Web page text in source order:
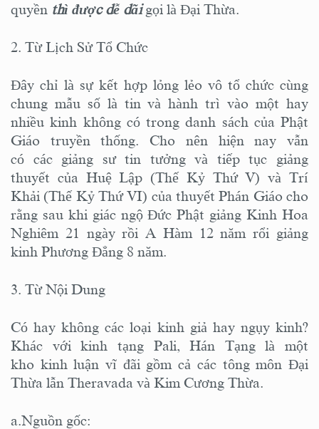
quyền thì được dễ dãigọi là Đại Thừa.
2. Từ Lịch Sử Tổ Chức
Đây chỉ là sự kết hợp lỏng lẻo vô tổ chức cùng
chung mẫu số là tin và hành trì vào một hay
nhiều kinh không có trong danh sách của Phật
Giáo truyền thống. Cho nên hiện nay vẫn
có các giảng sư tin tưởng và tiếp tục giảng
thuyết của Huệ Lập (Thế Kỷ Thứ V) và Trí
Khải (Thế Kỷ Thứ VI) của thuyết Phán Giáo cho
rằng sau khi giác ngộ Đức Phật giảng Kinh Hoa
Nghiêm 21 ngày rồi A Hàm 12 năm rổi giảng
kinh Phương Đẳng 8 năm.
3. Từ Nội Dung
Có hay không các loại kinh giả hay ngụy kinh?
Khác với kinh tạng Pali, Hán Tạng là một
kho kinh luận vĩ đãi gồm cả các tông môn Đại
Thừa lẫn Theravada và Kim Cương Thừa.
a.Nguồn gốc: